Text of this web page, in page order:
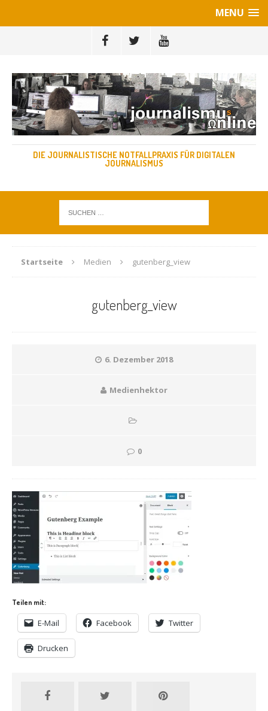
MENU
DIE JOURNALISTISCHE NOTFALLPRAXIS FÜR DIGITALEN
JOURNALISMUS
Startseite Medien gutenberg_view
gutenberg_view
6. Dezember 2018
Medienhektor
0
Teilen mit:
E-Mail Facebook Twitter
Drucken